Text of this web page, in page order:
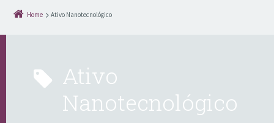
Home Ativo Nanotecnológico
Ativo
Nanotecnológico